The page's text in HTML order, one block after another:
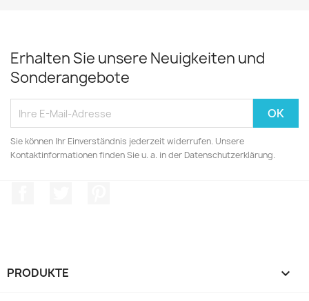
Erhalten Sie unsere Neuigkeiten und
Sonderangebote
Sie können Ihr Einverständnis jederzeit widerrufen. Unsere
Kontaktinformationen finden Sie u. a. in der Datenschutzerklärung.
PRODUKTE 